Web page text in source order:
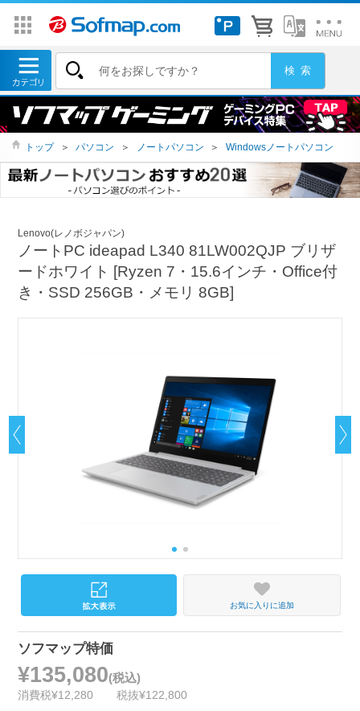
トップ ＞ パソコン ＞ ノートパソコン ＞ Windowsノートパソコン
Lenovo(レノボジャパン)
ノートPC ideapad L340 81LW002QJP ブリザ
ードホワイト [Ryzen 7・15.6インチ・Office付
き・SSD 256GB・メモリ 8GB]
お気に入りに追加
ソフマップ特価
¥135,080(税込)
消費税¥12,280 税抜¥122,800